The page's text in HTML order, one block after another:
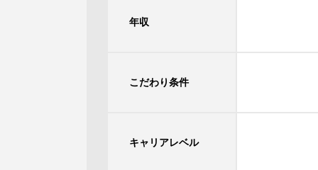
年収
こだわり条件
キャリアレベル